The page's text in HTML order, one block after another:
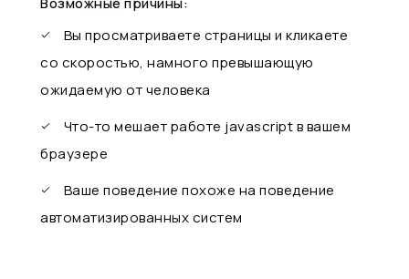
Вы просматриваете страницы и кликаете
со скоростью, намного превышающую
ожидаемую от человека
Что-то мешает работе javascript в вашем
браузере
Ваше поведение похоже на поведение
автоматизированных систем